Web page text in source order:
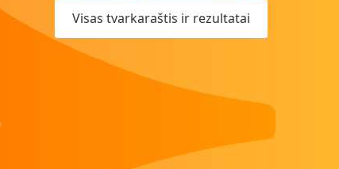
Visas tvarkaraštis ir rezultatai